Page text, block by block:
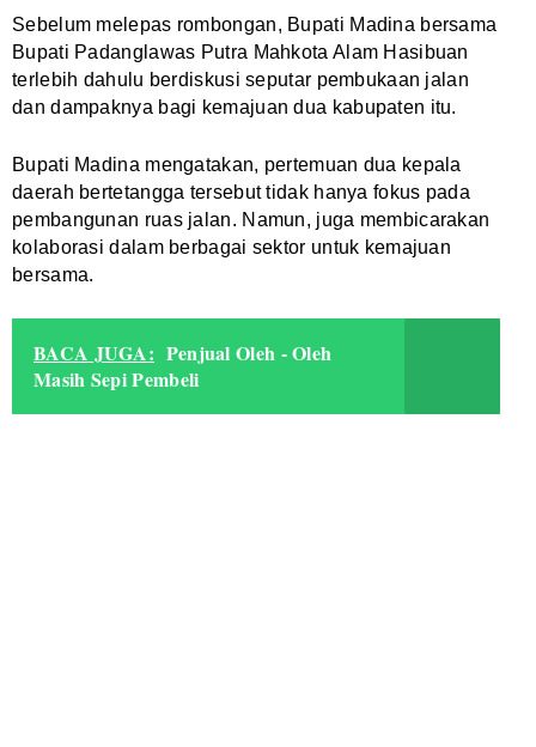
Sebelum melepas rombongan, Bupati Madina bersama
Bupati Padanglawas Putra Mahkota Alam Hasibuan
terlebih dahulu berdiskusi seputar pembukaan jalan
dan dampaknya bagi kemajuan dua kabupaten itu.
Bupati Madina mengatakan, pertemuan dua kepala
daerah bertetangga tersebut tidak hanya fokus pada
pembangunan ruas jalan. Namun, juga membicarakan
kolaborasi dalam berbagai sektor untuk kemajuan
bersama.
BACA JUGA: Penjual Oleh - Oleh
Masih Sepi Pembeli